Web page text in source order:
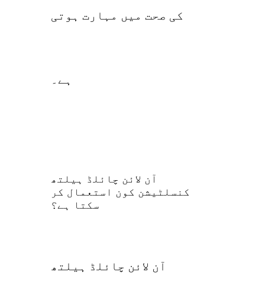
کی صحت میں مہارت ہوتی
ہے۔
آن لائن چائلڈ ہیلتھ
کنسلٹیشن کون استعمال کر
سکتا ہے؟
آن لائن چائلڈ ہیلتھ